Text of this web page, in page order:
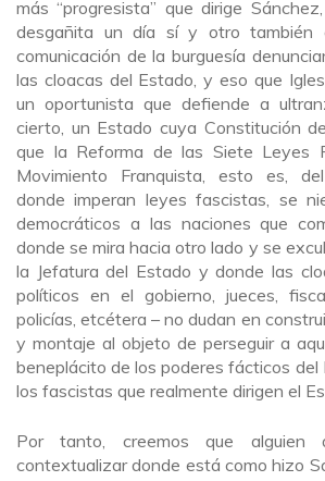
más “progresista” que dirige
desgañita un día sí y otro también
comunicación de la burguesía
las cloacas del Estado, y eso que
un oportunista que defiende a
cierto, un Estado cuya Constitución
que la Reforma de las Siete Leyes
Movimiento Franquista, esto es,
donde imperan leyes fascistas, se
democráticos a las naciones que
donde se mira hacia otro lado y se
la Jefatura del Estado y donde las
políticos en el gobierno, jueces,
policías, etcétera – no dudan en
y montaje al objeto de perseguir a
beneplácito de los poderes fácticos del
los fascistas que realmente dirigen el
Por tanto, creemos que
contextualizar donde está como hizo